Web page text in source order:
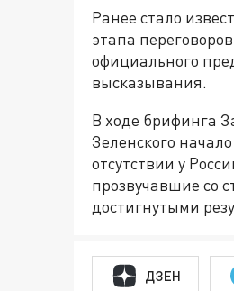
Ранее стало
этапа
официального
высказывания.
В ходе брифинга
Зеленского
отсутствии у
прозвучавшие со
достигнутыми
ДЗЕН